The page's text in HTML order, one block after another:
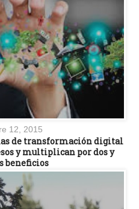
12, 2015
de transformación digital
y multiplican por dos y
beneficios